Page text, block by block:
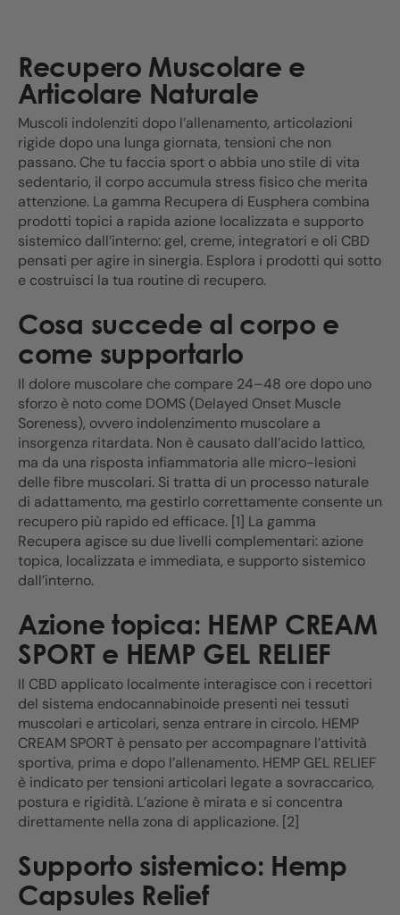
Recupero Muscolare e
Articolare Naturale
Muscoli indolenziti dopo l’allenamento, articolazioni
rigide dopo una lunga giornata, tensioni che non
passano. Che tu faccia sport o abbia uno stile di vita
sedentario, il corpo accumula stress fisico che merita
attenzione. La gamma Recupera di Eusphera combina
prodotti topici a rapida azione localizzata e supporto
sistemico dall’interno: gel, creme, integratori e oli CBD
pensati per agire in sinergia. Esplora i prodotti qui sotto
e costruisci la tua routine di recupero.
Cosa succede al corpo e
come supportarlo
Il dolore muscolare che compare 24–48 ore dopo uno
sforzo è noto come DOMS (Delayed Onset Muscle
Soreness), ovvero indolenzimento muscolare a
insorgenza ritardata. Non è causato dall’acido lattico,
ma da una risposta infiammatoria alle micro-lesioni
delle fibre muscolari. Si tratta di un processo naturale
di adattamento, ma gestirlo correttamente consente un
recupero più rapido ed efficace. [1] La gamma
Recupera agisce su due livelli complementari: azione
topica, localizzata e immediata, e supporto sistemico
dall’interno.
Azione topica: HEMP CREAM
SPORT e HEMP GEL RELIEF
Il CBD applicato localmente interagisce con i recettori
del sistema endocannabinoide presenti nei tessuti
muscolari e articolari, senza entrare in circolo. HEMP
CREAM SPORT è pensato per accompagnare l’attività
sportiva, prima e dopo l’allenamento. HEMP GEL RELIEF
è indicato per tensioni articolari legate a sovraccarico,
postura e rigidità. L’azione è mirata e si concentra
direttamente nella zona di applicazione. [2]
Supporto sistemico: Hemp
Capsules Relief